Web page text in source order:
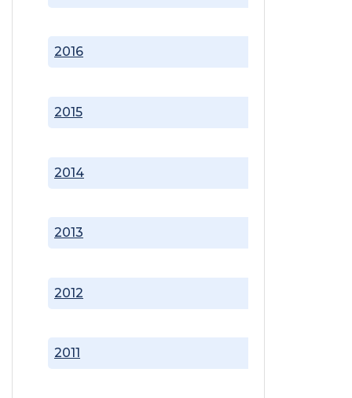
2011
2012
2013
2014
2015
2016